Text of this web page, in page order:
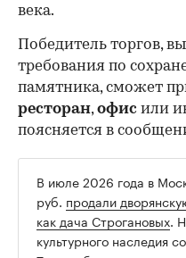
века.
Победитель торгов,
требования по
памятника, сможет
ресторан,офис или
поясняется в
В июле 2026 года в
руб. продали
как дача Строгановых.
культурного наследия